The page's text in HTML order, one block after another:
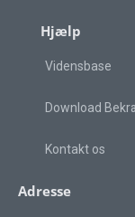
Hjælp
Vidensbase
Download
Kontakt os
Adresse